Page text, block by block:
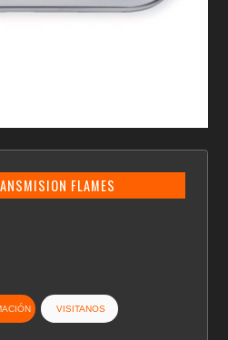
FLAMES
VISITANOS